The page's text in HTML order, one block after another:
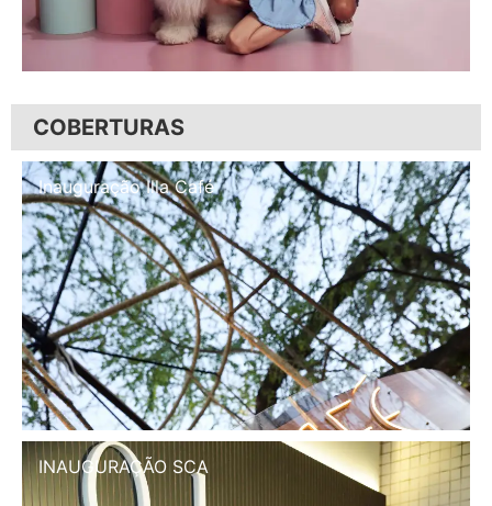
COBERTURAS
Inauguração Illa Café
INAUGURAÇÃO SCA